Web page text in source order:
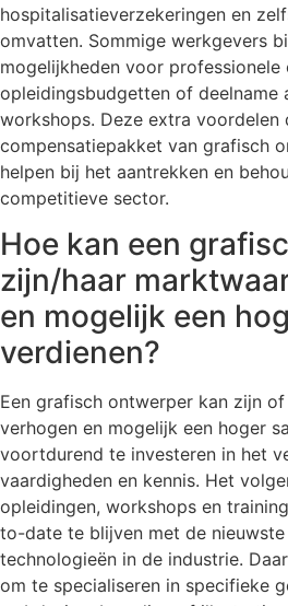
hospitalisatieverzekeringen en
omvatten. Sommige werkgevers
mogelijkheden voor
opleidingsbudgetten of deelname
workshops. Deze extra
compensatiepakket van grafisch
helpen bij het aantrekken en
competitieve sector.
Hoe kan een
zijn/haar
en mogelijk een
verdienen?
Een grafisch ontwerper kan zijn
verhogen en mogelijk een hoger
voortdurend te investeren in het
vaardigheden en kennis. Het
opleidingen, workshops en
to-date te blijven met de
technologieën in de industrie.
om te specialiseren in specifieke